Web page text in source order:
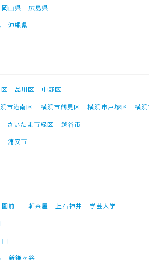
岡山県
広島県
沖縄県
品川区
中野区
市港南区 横浜市鶴見区 横浜市戸塚区
横
さいたま市緑区
越谷市
浦安市
前 三軒茶屋 上石神井
学芸大学
新鎌ヶ谷